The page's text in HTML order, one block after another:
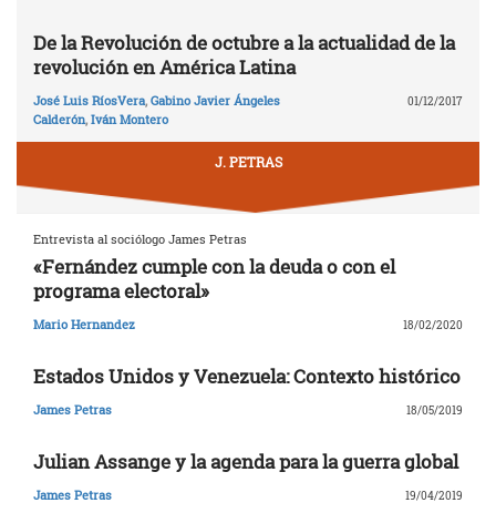
De la Revolución de octubre a la actualidad de la
revolución en América Latina
José Luis RíosVera, Gabino Javier Ángeles
Calderón, Iván Montero
01/12/2017
J. PETRAS
Entrevista al sociólogo James Petras
«Fernández cumple con la deuda o con el
programa electoral»
Mario Hernandez 18/02/2020
Estados Unidos y Venezuela: Contexto histórico
James Petras 18/05/2019
Julian Assange y la agenda para la guerra global
James Petras 19/04/2019